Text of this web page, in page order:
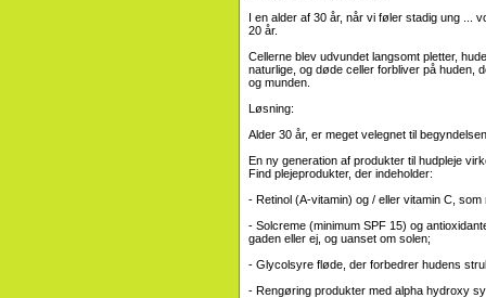
I en alder af 30 år, når vi føler stadig ung ...
20 år.
Cellerne blev udvundet langsomt pletter,
naturlige, og døde celler forbliver på
og munden.
Løsning:
Alder 30 år, er meget velegnet til
En ny generation af produkter til hudpleje
Find plejeprodukter, der indeholder:
- Retinol (A-vitamin) og / eller vitamin C,
- Solcreme (minimum SPF 15) og
gaden eller ej, og uanset om solen;
- Glycolsyre fløde, der forbedrer hudens
- Rengøring produkter med alpha hydroxy